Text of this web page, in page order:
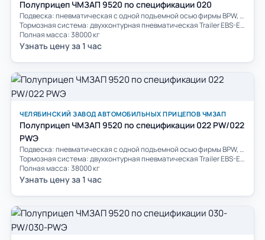
Полуприцеп ЧМЗАП 9520 по спецификации 020
Подвеска: пневматическая с одной подъемной осью фирмы BPW, оснащена электронным управлением комплектации Premium фирмы WABCO
Тормозная система: двухконтурная пневматическая Trailer EBS-E конфигурации 2S/2M производства WABCO
Полная масса: 38000 кг
Узнать цену за 1 час
ЧЕЛЯБИНСКИЙ ЗАВОД АВТОМОБИЛЬНЫХ ПРИЦЕПОВ ЧМЗАП
Полуприцеп ЧМЗАП 9520 по спецификации 022 PW/022
PWЭ
Подвеска: пневматическая с одной подъемной осью фирмы BPW, оснащена электронным управлением комплектации Premium фирмы WABCO
Тормозная система: двухконтурная пневматическая Trailer EBS-E конфигурации 2S/2M производства WABCO
Полная масса: 38000 кг
Узнать цену за 1 час